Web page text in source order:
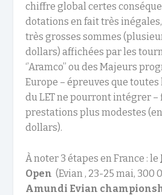
chiffre global certes
dotations en fait très
très grosses sommes
dollars) affichées par les
‘’Aramco’’ ou des Majeurs
Europe – épreuves que
du LET ne pourront intégrer
prestations plus modestes
dollars).
À noter 3 étapes en France : le
Open (Evian , 23-25 mai, 300
Amundi Evian